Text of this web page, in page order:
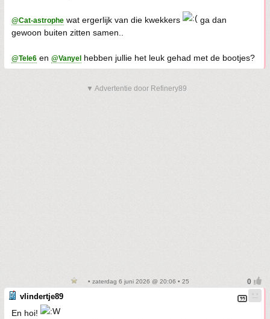
@Cat-astrophe wat ergerlijk van die kwekkers
ga dan
gewoon buiten zitten samen..
@Tele6 en @Vanyel hebben jullie het leuk gehad met de bootjes?
▼ Advertentie door Refinery89
• zaterdag 6 juni 2026 @ 20:06 • 25
vlindertje89
En hoi!